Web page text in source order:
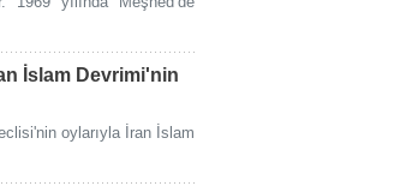
İslam Devrimi'nin
oylarıyla İran İslam